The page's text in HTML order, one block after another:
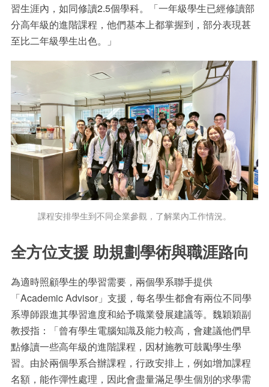
習生涯內，如同修讀2.5個學科。「一年級學生已經修讀部
分高年級的進階課程，他們基本上都掌握到，部分表現甚
至比二年級學生出色。」
課程安排學生到不同企業參觀，了解業內工作情況。
全方位支援 助規劃學術與職涯路向
為適時照顧學生的學習需要，兩個學系聯手提供
「Academic Advisor」支援，每名學生都會有兩位不同學
系導師跟進其學習進度和給予職業發展建議等。魏穎穎副
教授指：「曾有學生電腦知識及能力較高，會建議他們早
點修讀一些高年級的進階課程，因材施教可鼓勵學生學
習。由於兩個學系合辦課程，行政安排上，例如增加課程
名額，能作彈性處理，因此會盡量滿足學生個別的求學需